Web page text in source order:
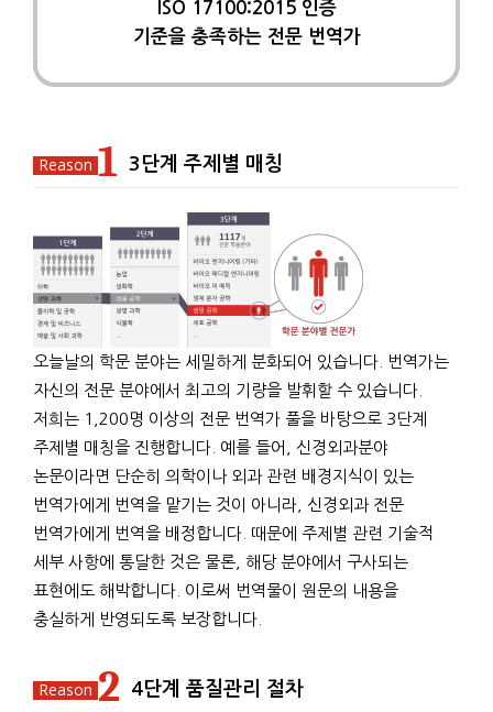
ISO 17100:2015 인증
기준을 충족하는 전문 번역가
1 3단계 주제별 매칭
오늘날의 학문 분야는 세밀하게 분화되어 있습니다. 번역가는
자신의 전문 분야에서 최고의 기량을 발휘할 수 있습니다.
저희는 1,200명 이상의 전문 번역가 풀을 바탕으로 3단계
주제별 매칭을 진행합니다. 예를 들어, 신경외과분야
논문이라면 단순히 의학이나 외과 관련 배경지식이 있는
번역가에게 번역을 맡기는 것이 아니라, 신경외과 전문
번역가에게 번역을 배정합니다. 때문에 주제별 관련 기술적
세부 사항에 통달한 것은 물론, 해당 분야에서 구사되는
표현에도 해박합니다. 이로써 번역물이 원문의 내용을
충실하게 반영되도록 보장합니다.
2 4단계 품질관리 절차